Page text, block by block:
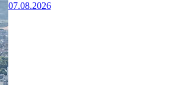
07.08.2026